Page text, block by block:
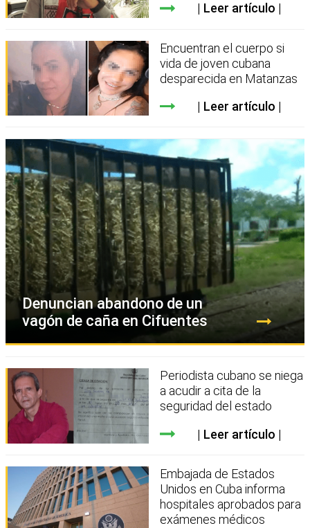
Leer artículo
Encuentran el cuerpo si
vida de joven cubana
desparecida en Matanzas
Leer artículo
Denuncian abandono de un
vagón de caña en Cifuentes
Periodista cubano se niega
a acudir a cita de la
seguridad del estado
Leer artículo
Embajada de Estados
Unidos en Cuba informa
hospitales aprobados para
exámenes médicos